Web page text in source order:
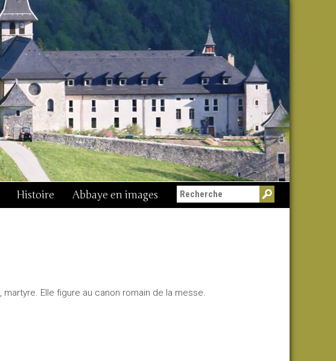
Histoire Abbaye en images
, martyre. Elle figure au canon romain de la messe.